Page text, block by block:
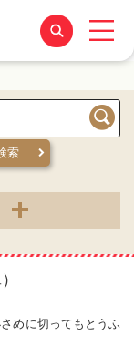
検索
索
めに切ってもとうふ